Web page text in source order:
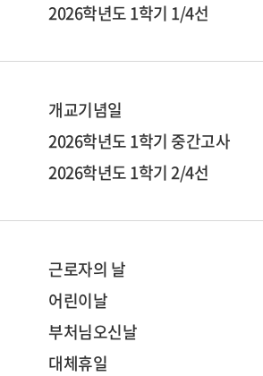
2026학년도 1학기 1/4선
개교기념일
2026학년도 1학기 중간고사
2026학년도 1학기 2/4선
근로자의 날
어린이날
부처님오신날
대체휴일